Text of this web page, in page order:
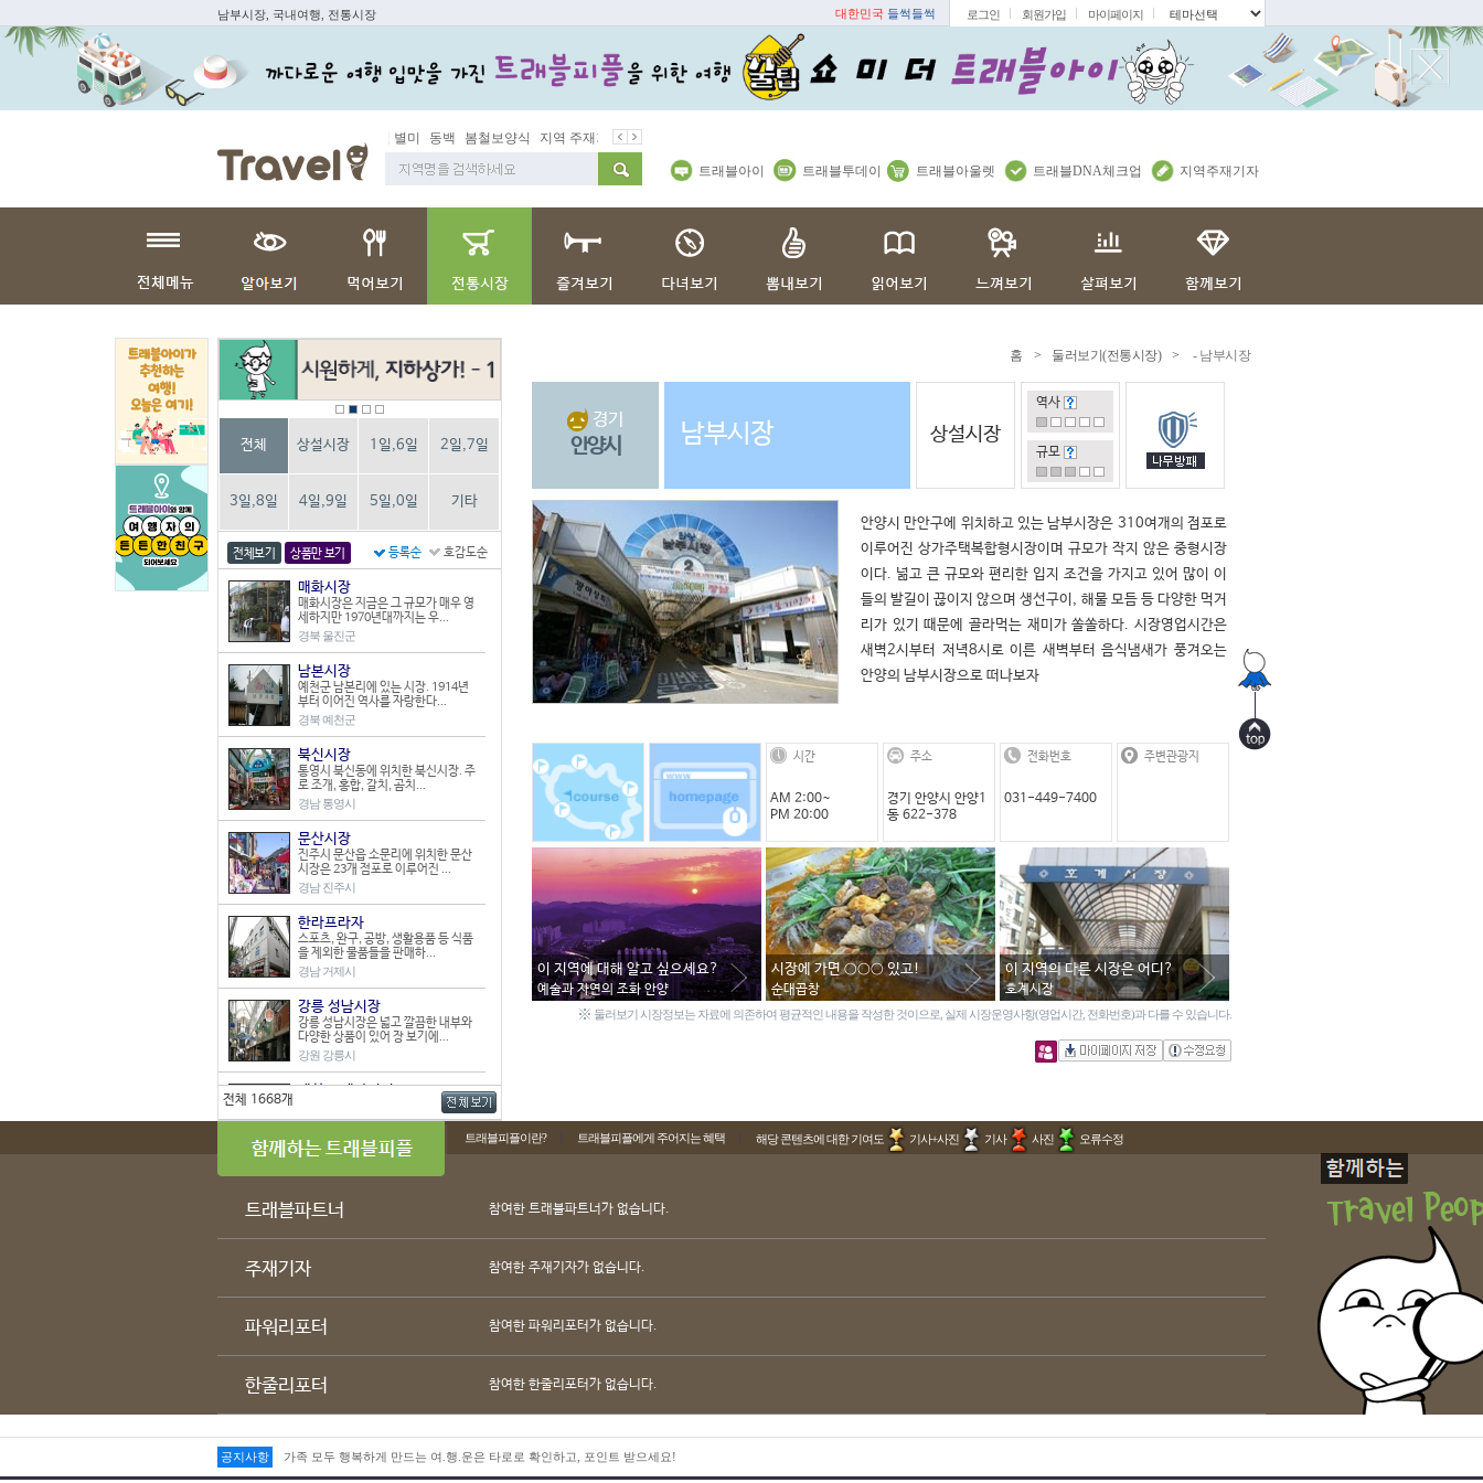
남부시장, 국내여행, 전통시장 대한민국 들썩들썩 로그인 회원가입 마이페이지
동백 봄철보양식 지역 주재기자 쇼 미 더 트래블아이
트래블아이 트래블투데이 트래블아울렛 트래블DNA체크업 지역주재기자
전체 상설시장 1일,6일 2일,7일
3일,8일 4일,9일 5일,0일 기타
등록순 호감도순
전체보기 상품만 보기
매화시장
매화시장은 지금은 그 규모가 매우 영
세하지만 1970년대까지는 우...
경북 울진군
남본시장
예천군 남본리에 있는 시장. 1914년
부터 이어진 역사를 자랑한다...
경북 예천군
북신시장
통영시 북신동에 위치한 북신시장. 주
로 조개, 홍합, 갈치, 곰치...
경남 통영시
문산시장
진주시 문산읍 소문리에 위치한 문산
시장은 23개 점포로 이루어진 ...
경남 진주시
한라프라자
스포츠, 완구, 공방, 생활용품 등 식품
을 제외한 물품들을 판매하...
경남 거제시
강릉 성남시장
강릉 성남시장은 넓고 깔끔한 내부와
다양한 상품이 있어 장 보기에...
강원 강릉시
매산로 테마거리
212개의 점포로 이루어진 중형시장
이며 상가건물형 시장인 매산로 ...
경기 수원시
오정 재래시장
한 오정 재래시장은 1983년 ...
경기 부천시
신흥시장
62개 점포로 이루어진 작은 시장으로
부산 중구 신창동에 위치한 만물의 거
부산 중구
광안리 해수욕장 끝자락에 위치한 민
락회타운시장. 교통이 편리하고 ...
부산 수영구
전체 1668개
홈 > 둘러보기(전통시장) > - 남부시장
경기
안양시 남부시장 상설시장
역사
규모
안양시 만안구에 위치하고 있는 남부시장은 310여개의 점포로
이루어진 상가주택복합형시장이며 규모가 작지 않은 중형시장
이다. 넒고 큰 규모와 편리한 입지 조건을 가지고 있어 많이 이
들의 발길이 끊이지 않으며 생선구이, 해물 모듬 등 다양한 먹거
리가 있기 때문에 골라먹는 재미가 쏠쏠하다. 시장영업시간은
새벽2시부터 저녁8시로 이른 새벽부터 음식냄새가 풍겨오는
안양의 남부시장으로 떠나보자
시간
AM 2:00~
PM 20:00
주소
경기 안양시 안양1
동 622-378
전화번호
031-449-7400
주변관광지
이 지역에 대해 알고 싶으세요?
예술과 자연의 조화 안양
시장에 가면 ○○○ 있고!
순대곱창
이 지역의 다른 시장은 어디?
호계시장
※ 둘러보기 시장정보는 자료에 의존하여 평균적인 내용을 작성한 것이으로, 실제 시장운영사항(영업시간, 전화번호)과 다를 수 있습니다.
트래블피플이란? 트래블피플에게 주어지는 혜택 해당 콘텐츠에 대한 기여도 기사+사진 기사 사진 오류수정
트래블파트너 참여한 트래블파트너가 없습니다.
주재기자 참여한 주재기자가 없습니다.
파워리포터 참여한 파워리포터가 없습니다.
한줄리포터 참여한 한줄리포터가 없습니다.
공지사항
가족 모두 행복하게 만드는 여.행.운은 타로로 확인하고, 포인트 받으세요!